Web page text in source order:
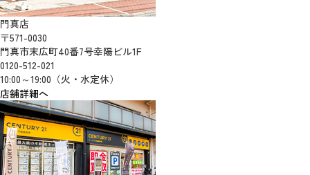
門真店
〒571-0030
門真市末広町40番7号幸陽ビル1F
0120-512-021
10:00～19:00（火・水定休）
店舗詳細へ